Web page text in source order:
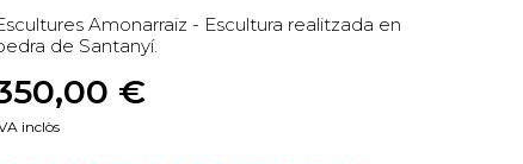
Amonarraiz - Escultura realitzada en
de Santanyí.
€
inclòs